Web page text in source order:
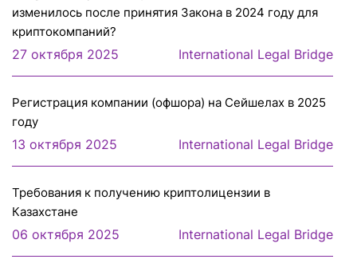
изменилось после принятия Закона в 2024 году для
криптокомпаний?
27 октября 2025 International Legal Bridge
Регистрация компании (офшора) на Сейшелах в 2025
году
13 октября 2025 International Legal Bridge
Требования к получению криптолицензии в
Казахстане
06 октября 2025 International Legal Bridge